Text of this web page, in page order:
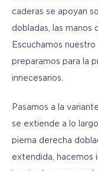
caderas se apoyan
dobladas, las manos
Escuchamos
preparamos para la
innecesarios.
Pasamos a la
se extiende a lo
pierna derecha
extendida, hacemos